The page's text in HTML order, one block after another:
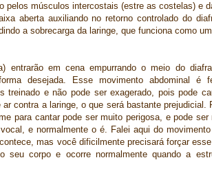
pelos músculos intercostais (estre as costelas) e
aberta auxiliando no retorno controlado do
a sobrecarga da laringe, que funciona como
entrarão em cena empurrando o meio do
desejada. Esse movimento abdominal é
treinado e não pode ser exagerado, pois pode
contra a laringe, o que será bastante prejudicial.
para cantar pode ser muito perigosa, e pode ser
e normalmente o é. Falei aqui do
mas você dificilmente precisará forçar
seu corpo e ocorre normalmente quando a